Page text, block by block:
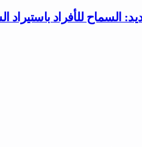
السماح للأفراد باستيراد